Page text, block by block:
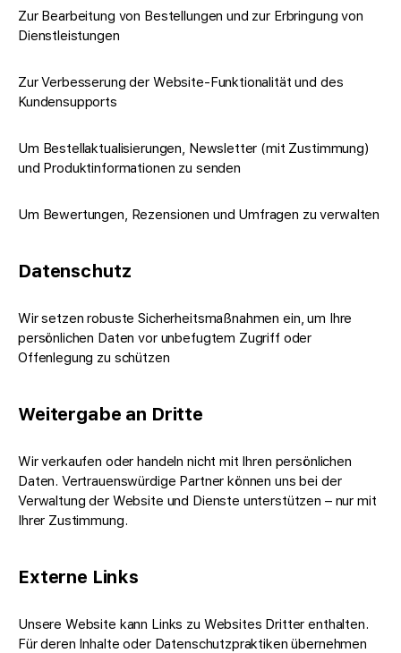
Zur Bearbeitung von Bestellungen und zur Erbringung von
Dienstleistungen
Zur Verbesserung der Website-Funktionalität und des
Kundensupports
Um Bestellaktualisierungen, Newsletter (mit Zustimmung)
und Produktinformationen zu senden
Um Bewertungen, Rezensionen und Umfragen zu verwalten
Datenschutz
Wir setzen robuste Sicherheitsmaßnahmen ein, um Ihre
persönlichen Daten vor unbefugtem Zugriff oder
Offenlegung zu schützen
Weitergabe an Dritte
Wir verkaufen oder handeln nicht mit Ihren persönlichen
Daten. Vertrauenswürdige Partner können uns bei der
Verwaltung der Website und Dienste unterstützen – nur mit
Ihrer Zustimmung.
Externe Links
Unsere Website kann Links zu Websites Dritter enthalten.
Für deren Inhalte oder Datenschutzpraktiken übernehmen